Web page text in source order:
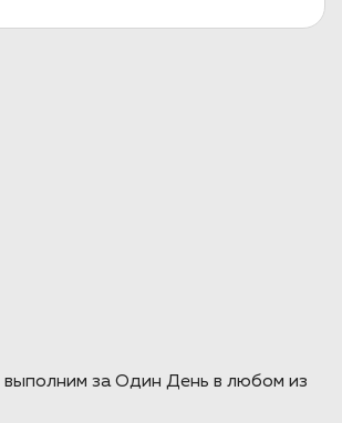
за Один День в любом из